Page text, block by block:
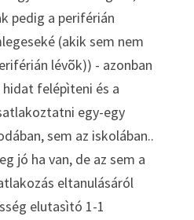
pedig a periférián
(akik sem nem
lévõk)) - azonban
felépìteni és a
egy-egy
sem az iskolában..
jó ha van, de az sem a
eltanulásáról
elutasìtó 1-1